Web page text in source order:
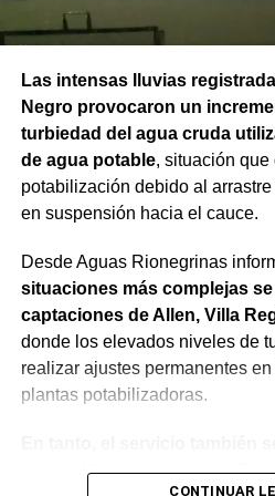
Las intensas lluvias
Negro provocaron un
turbiedad del agua cruda
de agua potable, situación que
potabilización debido al
en suspensión hacia el cauce.
Desde Aguas Rionegrinas
situaciones más complejas
captaciones de Allen, Villa
donde los elevados niveles de
realizar ajustes permanentes
plantas potabilizadoras.
General Roca, Cipolletti y
CONTINUAR